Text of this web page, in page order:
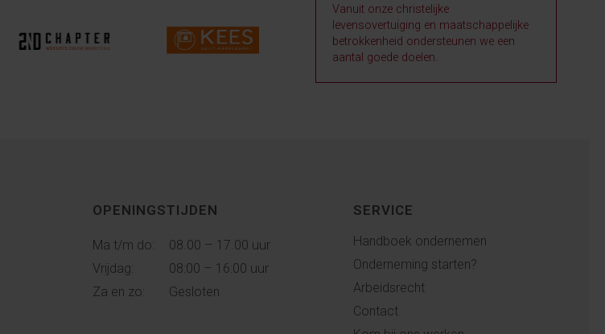
Vanuit onze christelijke
levensovertuiging en maatschappelijke
betrokkenheid ondersteunen we een
aantal goede doelen.
OPENINGSTIJDEN
Ma t/m do:
08.00 – 17.00 uur
Vrijdag:
08:00 – 16:00 uur
Za en zo:
Gesloten
SERVICE
Handboek ondernemen
Onderneming starten?
Arbeidsrecht
Contact